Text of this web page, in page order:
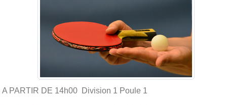
A PARTIR DE 14h00 Division 1 Poule 1